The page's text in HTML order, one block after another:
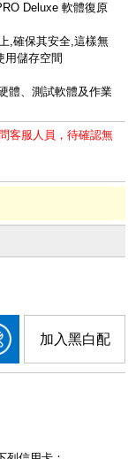
Deluxe 軟體復原
,確保其安全,這樣無
用儲存空間
體、測試軟體及作業
客服人員，待確認無
加入黑白配